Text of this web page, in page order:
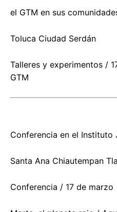
el GTM en sus
Toluca Ciudad Serdán
Talleres y experimentos /
GTM
Conferencia en el Instituto
Santa Ana Chiautempan
Conferencia / 17 de marzo